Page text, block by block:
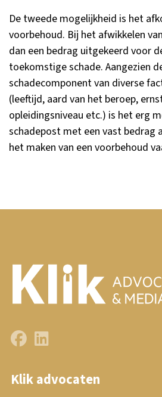
De tweede mogelijkheid is het
voorbehoud. Bij het afwikkelen
dan een bedrag uitgekeerd voor
toekomstige schade. Aangezien
schadecomponent van diverse
(leeftijd, aard van het beroep,
opleidingsniveau etc.) is het erg
schadepost met een vast bedrag
het maken van een voorbehoud
Klik advocaten